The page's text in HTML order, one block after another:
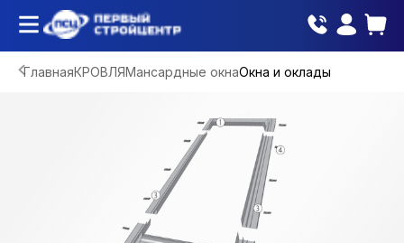
ГлавнаяКРОВЛЯМансардные окнаОкна и оклады